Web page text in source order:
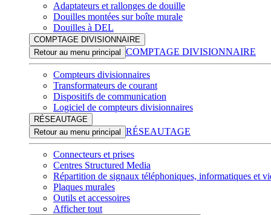
Adaptateurs et rallonges de douille
Douilles montées sur boîte murale
Douilles à DEL
COMPTAGE DIVISIONNAIRE
Retour au menu principal
COMPTAGE DIVISIONNAIRE
Compteurs divisionnaires
Transformateurs de courant
Dispositifs de communication
Logiciel de compteurs divisionnaires
RÉSEAUTAGE
Retour au menu principal
RÉSEAUTAGE
Connecteurs et prises
Centres Structured Media
Répartition de signaux téléphoniques, informatiques et
Plaques murales
Outils et accessoires
Afficher tout